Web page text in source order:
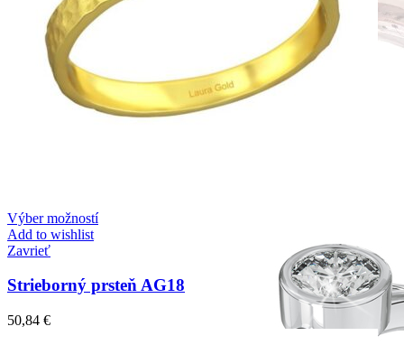
Výber možností
Add to wishlist
Zavrieť
Strieborný prsteň AG18
50,84 €